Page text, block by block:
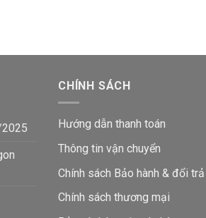
CHÍNH SÁCH
Hướng dẫn thanh toán
Thông tin vận chuyển
Chính sách Bảo hành & đổi trả
Chính sách thương mại